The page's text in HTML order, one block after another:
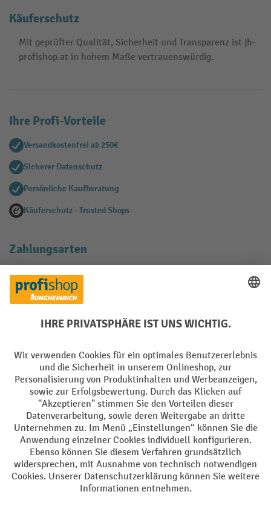
Käuferschutz
Mit geprüfter Qualität, Sicherheit und Transparenz ist jh-
profishop.at in hohem Maße vertrauenswürdig.
Ihre Profi-Vorteile
Versandkostenfrei ab 250€
Sicherer Datenschutz
Persönliche Kaufberatung
Käuferschutz - Trusted Shops
Zahlungsarten
Creditcard (Master)
Facebook
YouTube
LinkedIn
Instagram
AGB Impressum Datenschutz
Barrierefreiheit Privacy Settings
Alle Preise exkl. gesetzl. Mehrwertsteuer zzgl.Versandkosten und ggf.
Nachnahmegebühren, wenn nicht anders angegeben.